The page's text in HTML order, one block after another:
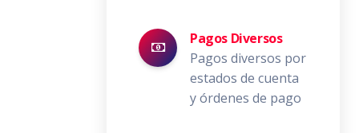
Pagos Diversos
Pagos diversos por
estados de cuenta
y órdenes de pago